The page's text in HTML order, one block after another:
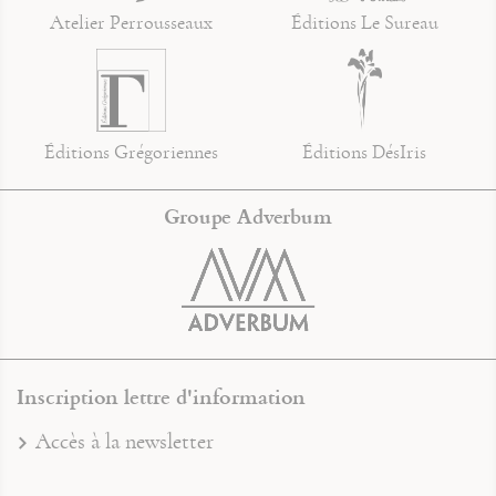
Atelier Perrousseaux Éditions Le Sureau
Éditions Grégoriennes Éditions DésIris
Groupe Adverbum
Inscription lettre d'information
Accès à la newsletter